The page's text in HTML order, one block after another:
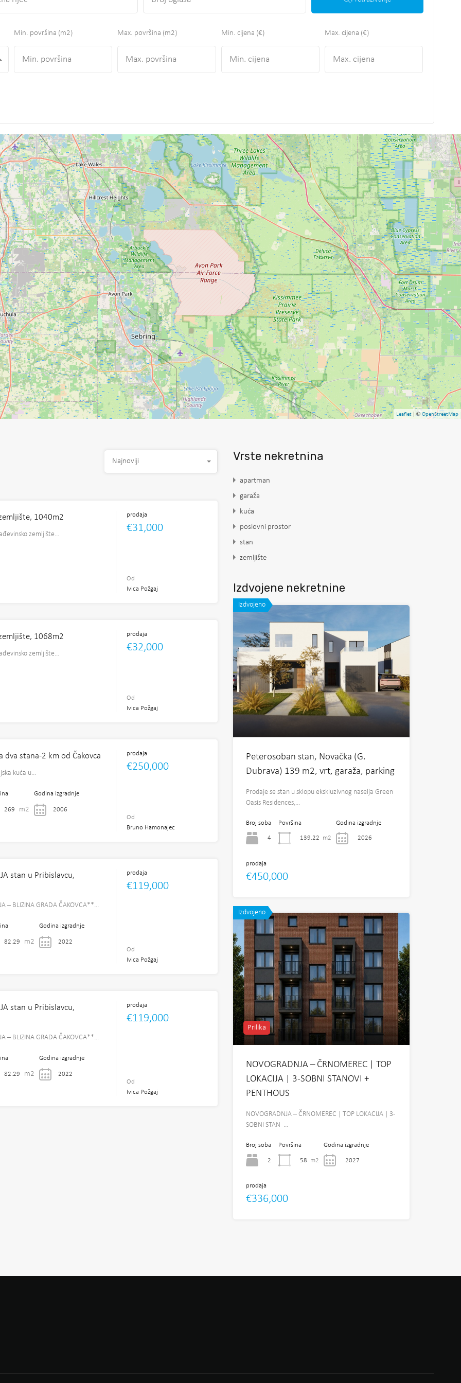
Min. površina (m2) Max. površina (m2) Min. cijena (€) Max. cijena (€)
Leaflet | ©OpenStreetMap
Najnoviji
1040m2
zemljište…
prodaja
€31,000
Od
Ivica Požgaj
1068m2
zemljište…
prodaja
€32,000
Od
Ivica Požgaj
dva stana-2 km od Čakovca
kuća u…
269 m2
Godina izgradnje
2006
prodaja
€250,000
Od
Bruno Hamonajec
stan u Pribislavcu,
– BLIZINA GRADA ČAKOVCA**…
82.29 m2
Godina izgradnje
2022
prodaja
€119,000
Od
Ivica Požgaj
stan u Pribislavcu,
– BLIZINA GRADA ČAKOVCA**…
82.29 m2
Godina izgradnje
2022
prodaja
€119,000
Od
Ivica Požgaj
Vrste nekretnina
apartman
garaža
kuća
poslovni prostor
stan
zemljište
Izdvojene nekretnine
Izdvojeno
Peterosoban stan, Novačka (G.
Dubrava) 139 m2, vrt, garaža, parking
Prodaje se stan u sklopu ekskluzivnog naselja Green
Oasis Residences,…
Broj soba
4
Površina
139.22 m2
Godina izgradnje
2026
prodaja
€450,000
Izdvojeno
Prilika
NOVOGRADNJA – ČRNOMEREC | TOP
LOKACIJA | 3-SOBNI STANOVI +
PENTHOUS
NOVOGRADNJA – ČRNOMEREC | TOP LOKACIJA | 3-
SOBNI STAN …
Broj soba
2
Površina
58 m2
Godina izgradnje
2027
prodaja
€336,000